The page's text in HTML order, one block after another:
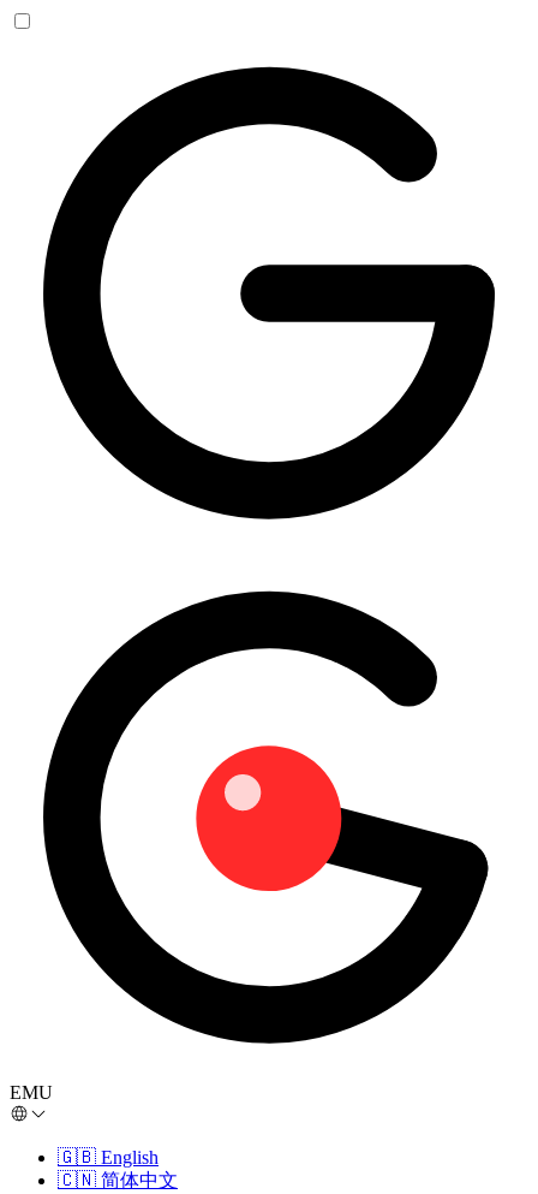
EMU
🇬🇧 English
🇨🇳 简体中文